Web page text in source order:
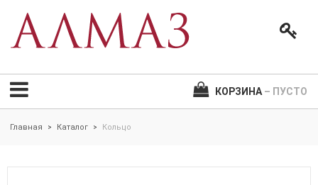
КОРЗИНА – ПУСТО
Главная > Каталог > Кольцо